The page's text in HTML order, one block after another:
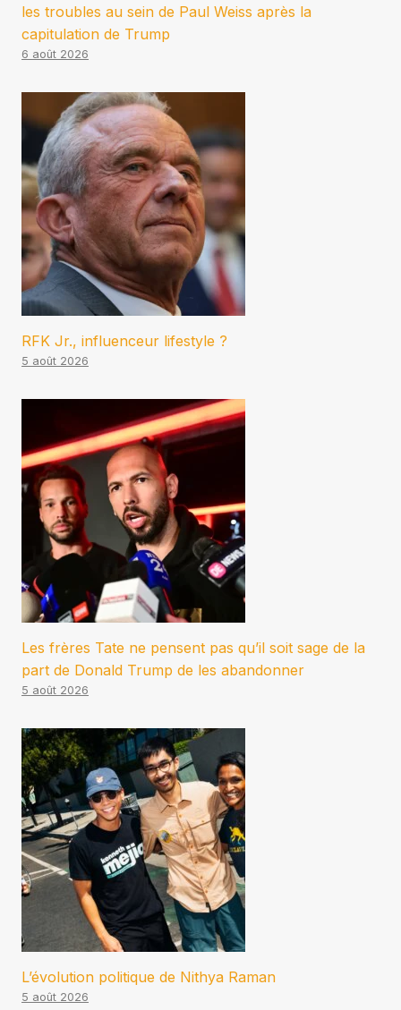
les troubles au sein de Paul Weiss après la
capitulation de Trump
6 août 2026
RFK Jr., influenceur lifestyle ?
5 août 2026
Les frères Tate ne pensent pas qu’il soit sage de la
part de Donald Trump de les abandonner
5 août 2026
L’évolution politique de Nithya Raman
5 août 2026